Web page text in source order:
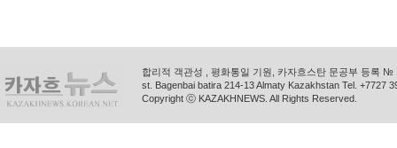
합리적 객관성 , 평화통일 기원, 카자흐스탄 문공부 등록
st. Bagenbai batira 214-13 Almaty Kazakhstan Tel. +7727
Copyright ⓒ KAZAKHNEWS. All Rights Reserved.